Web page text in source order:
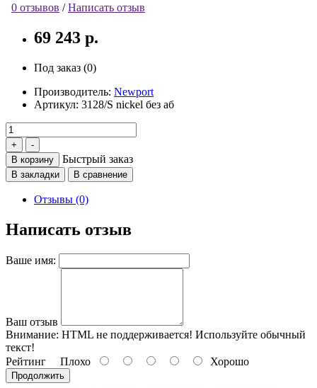
0 отзывов /Написать отзыв
69 243 р.
Под заказ (0)
Производитель: Newport
Артикул: 3128/S nickel без аб
В корзину Быстрый заказ
В закладки В сравнение
Отзывы (0)
Написать отзыв
Ваше имя:
Ваш отзыв
Внимание: HTML не поддерживается! Используйте обычный
текст!
Рейтинг Плохо Хорошо
Продолжить